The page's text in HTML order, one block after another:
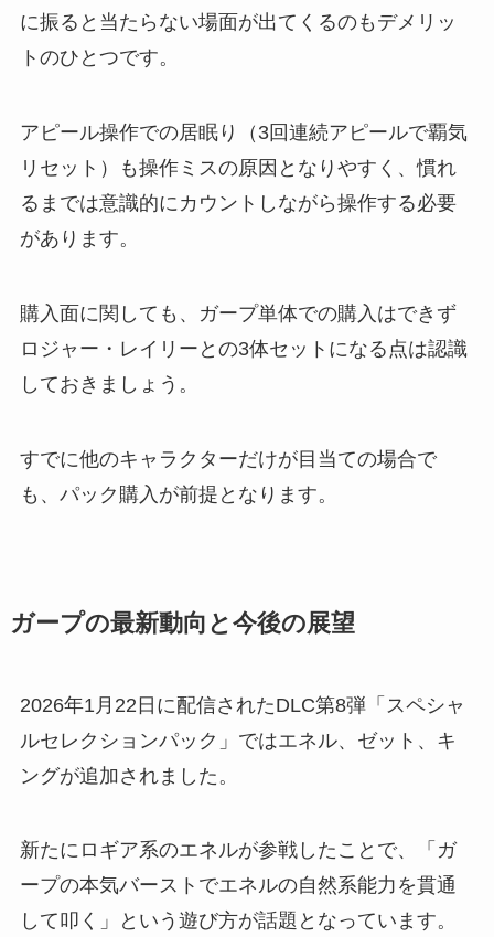
に振ると当たらない場面が出てくるのもデメリッ
トのひとつです。
アピール操作での居眠り（3回連続アピールで覇気
リセット）も操作ミスの原因となりやすく、慣れ
るまでは意識的にカウントしながら操作する必要
があります。
購入面に関しても、ガープ単体での購入はできず
ロジャー・レイリーとの3体セットになる点は認識
しておきましょう。
すでに他のキャラクターだけが目当ての場合で
も、パック購入が前提となります。
ガープの最新動向と今後の展望
2026年1月22日に配信されたDLC第8弾「スペシャ
ルセレクションパック」ではエネル、ゼット、キ
ングが追加されました。
新たにロギア系のエネルが参戦したことで、「ガ
ープの本気バーストでエネルの自然系能力を貫通
して叩く」という遊び方が話題となっています。